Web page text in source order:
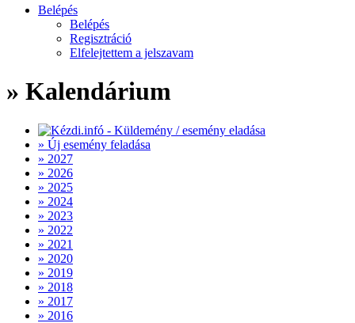
Belépés
Belépés
Regisztráció
Elfelejtettem a jelszavam
» Kalendárium
» Új esemény feladása
» 2027
» 2026
» 2025
» 2024
» 2023
» 2022
» 2021
» 2020
» 2019
» 2018
» 2017
» 2016